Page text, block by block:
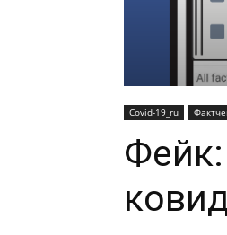
Covid-19_ru
Фейк: